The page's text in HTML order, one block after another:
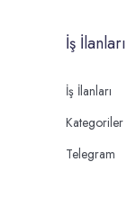
İş İlanları
İş İlanları
Kategoriler
Telegram